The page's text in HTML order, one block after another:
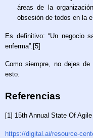
áreas de la
obsesión de todos en la
Es definitivo: “Un negocio
enferma”.[5]
Como siempre, no dejes
esto.
Referencias
[1] 15th Annual State Of
https://digital.ai/resource-